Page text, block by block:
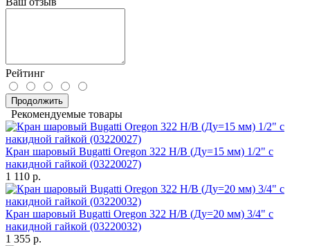
Рейтинг
Продолжить
Рекомендуемые товары
Кран шаровый Bugatti Oregon 322 Н/В (Ду=15 мм) 1/2" с
накидной гайкой (03220027)
1 110 р.
Кран шаровый Bugatti Oregon 322 Н/В (Ду=20 мм) 3/4" с
накидной гайкой (03220032)
1 355 р.